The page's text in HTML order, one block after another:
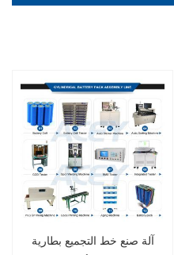
آلة صنع خط التجميع بطارية